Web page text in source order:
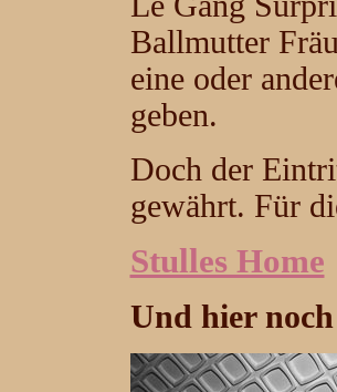
Ballmutter
eine oder
geben.
Doch der
gewährt. Für
Stulles Home
Und hier